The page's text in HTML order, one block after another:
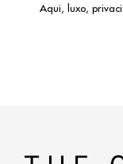
Aqui, luxo,